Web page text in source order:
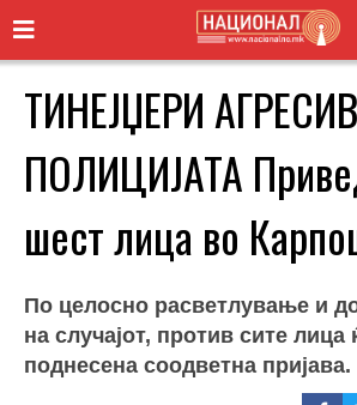
ТИНЕЈЏЕРИ
ПОЛИЦИЈАТА
шест лица во
По целосно расветлување и
на случајот, против сите лица
поднесена соодветна пријава.